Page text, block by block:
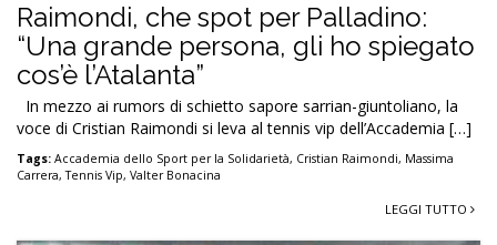
Raimondi, che spot per Palladino:
“Una grande persona, gli ho spiegato
cos’è l’Atalanta”
In mezzo ai rumors di schietto sapore sarrian-giuntoliano, la
voce di Cristian Raimondi si leva al tennis vip dell’Accademia […]
Tags: Accademia dello Sport per la Solidarietà, Cristian Raimondi, Massima
Carrera,Tennis Vip, Valter Bonacina
LEGGI TUTTO